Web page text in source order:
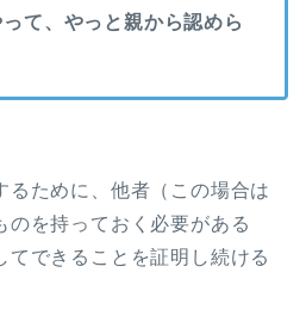
て、やっと親から認めら
るために、他者（この場合は
のを持っておく必要がある
てできることを証明し続ける